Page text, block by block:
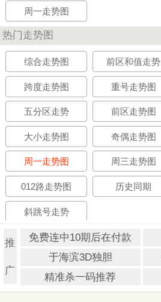
周一走势图
热门走势图
综合走势图 前区和值走势
跨度走势图 重号走势图
五分区走势 前区走势图
大小走势图 奇偶走势图
周一走势图 周三走势图
012路走势图 历史同期
斜跳号走势
推
广
免费连中10期后在付款
于海滨3D独胆
精准杀一码推荐